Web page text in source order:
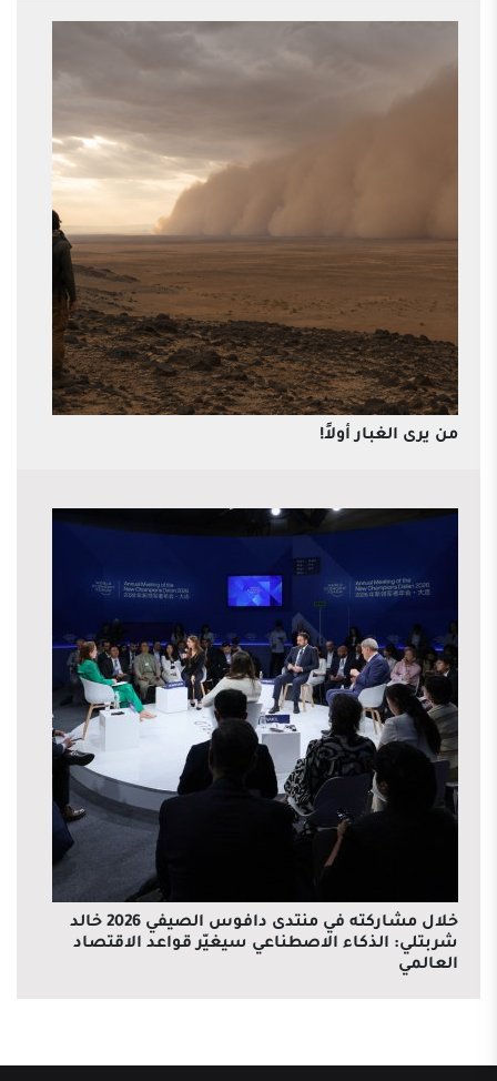
من يرى الغبار أولاً!
خلال مشاركته في منتدى دافوس الصيفي 2026 خالد
شربتلي: الذكاء الاصطناعي سيغيّر قواعد الاقتصاد
العالمي